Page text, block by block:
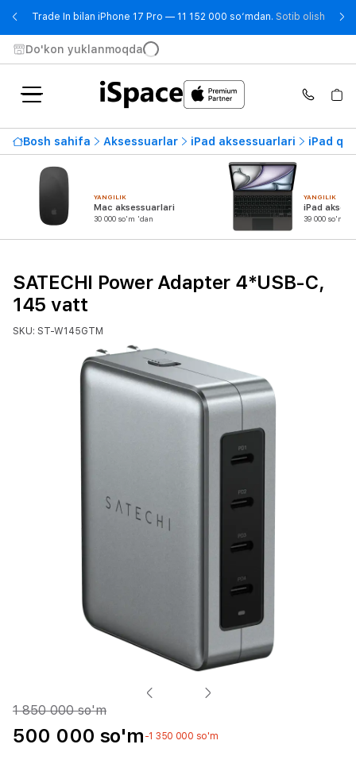
Trade In bilan iPhone 17 Pro — 11 152 000 so‘mdan. Sotib olish-
Do'kon yuklanmoqda
Bosh sahifa Aksessuarlar iPad aksessuarlari iPad
YANGILIK
Mac aksessuarlari
30 000 so'm 'dan
YANGILIK
iPad
39 000 so'm
SATECHI Power Adapter 4*USB-C,
145 vatt
SKU: ST-W145GTM
1 850 000 so'm
500 000 so'm -1 350 000 so'm